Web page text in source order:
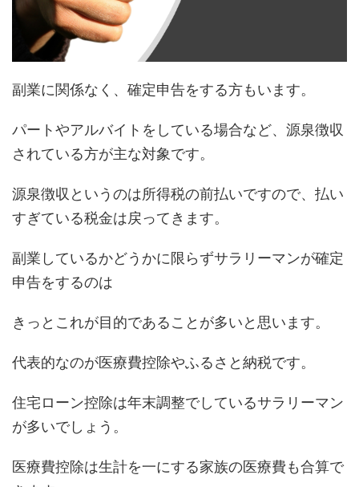
副業に関係なく、確定申告をする方もいます。
パートやアルバイトをしている場合など、源泉徴収
されている方が主な対象です。
源泉徴収というのは所得税の前払いですので、払い
すぎている税金は戻ってきます。
副業しているかどうかに限らずサラリーマンが確定
申告をするのは
きっとこれが目的であることが多いと思います。
代表的なのが医療費控除やふるさと納税です。
住宅ローン控除は年末調整でしているサラリーマン
が多いでしょう。
医療費控除は生計を一にする家族の医療費も合算で